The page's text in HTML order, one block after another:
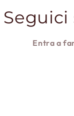
Seguici
Entra a